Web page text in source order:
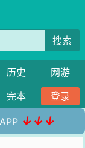
搜索
历史
网游
完本 登录
↓↓↓